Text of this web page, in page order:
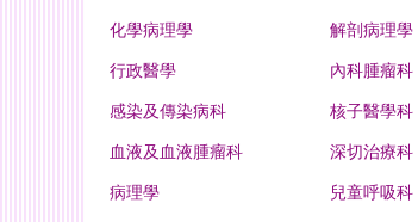
化學病理學 解剖病理學
行政醫學 內科腫瘤科
感染及傳染病科 核子醫學科
血液及血液腫瘤科 深切治療科
病理學 兒童呼吸科